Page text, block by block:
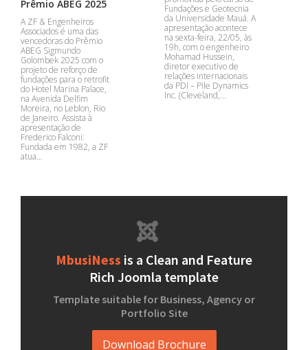
Prêmio ABEG 2025
A ZF & Engenheiros
Associados é uma das
vencedoras do Prêmio
ABEG Sigmundo
Golombek 2025 com o
projeto de reforço de
fundações para o retrofit
do Hotel Marina Palace,
na Avenida Delfim
Moreira, no Leblon, Rio
de Janeiro. Assista à
apresentação de
Frederico Falconi:
Fundada em 1982, a ZF
atua…
Fundações e Geotecnia
da Universidade Mauá. A
apresentação acontece
na sexta-feira, 22/05, às
19h, com o engenheiro
Mohamad Hussein,
diretor executivo de
relações internacionais
da PDI – Pile Dynamics
Inc. (Cleveland,…
MbusiNess is a Clean and Feature
Rich Joomla template
Template suitable for Business, Agency or
Portfolio Site
Download Brochure